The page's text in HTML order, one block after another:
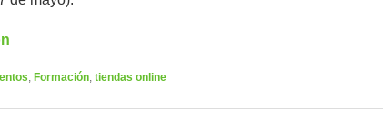
, Formación, tiendas online